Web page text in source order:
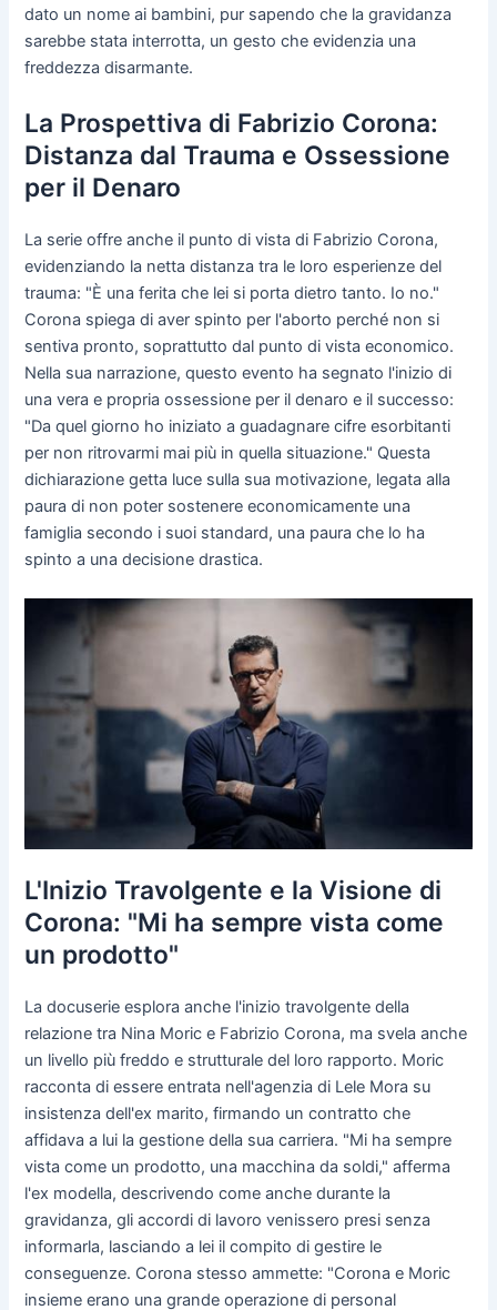
dato un nome ai bambini, pur sapendo che la gravidanza
sarebbe stata interrotta, un gesto che evidenzia una
freddezza disarmante.
La Prospettiva di Fabrizio Corona:
Distanza dal Trauma e Ossessione
per il Denaro
La serie offre anche il punto di vista di Fabrizio Corona,
evidenziando la netta distanza tra le loro esperienze del
trauma: "È una ferita che lei si porta dietro tanto. Io no."
Corona spiega di aver spinto per l'aborto perché non si
sentiva pronto, soprattutto dal punto di vista economico.
Nella sua narrazione, questo evento ha segnato l'inizio di
una vera e propria ossessione per il denaro e il successo:
"Da quel giorno ho iniziato a guadagnare cifre esorbitanti
per non ritrovarmi mai più in quella situazione." Questa
dichiarazione getta luce sulla sua motivazione, legata alla
paura di non poter sostenere economicamente una
famiglia secondo i suoi standard, una paura che lo ha
spinto a una decisione drastica.
L'Inizio Travolgente e la Visione di
Corona: "Mi ha sempre vista come
un prodotto"
La docuserie esplora anche l'inizio travolgente della
relazione tra Nina Moric e Fabrizio Corona, ma svela anche
un livello più freddo e strutturale del loro rapporto. Moric
racconta di essere entrata nell'agenzia di Lele Mora su
insistenza dell'ex marito, firmando un contratto che
affidava a lui la gestione della sua carriera. "Mi ha sempre
vista come un prodotto, una macchina da soldi," afferma
l'ex modella, descrivendo come anche durante la
gravidanza, gli accordi di lavoro venissero presi senza
informarla, lasciando a lei il compito di gestire le
conseguenze. Corona stesso ammette: "Corona e Moric
insieme erano una grande operazione di personal